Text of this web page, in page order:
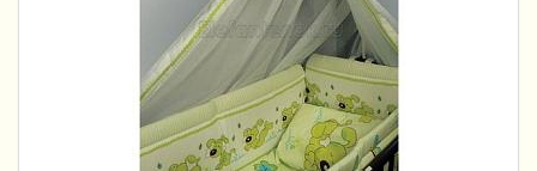
Постельные принадлежности
Гигиена и уход